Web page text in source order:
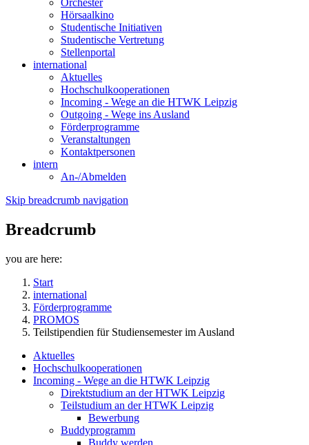
Orchester
Hörsaalkino
Studentische Initiativen
Studentische Vertretung
Stellenportal
international
Aktuelles
Hochschulkooperationen
Incoming - Wege an die HTWK Leipzig
Outgoing - Wege ins Ausland
Förderprogramme
Veranstaltungen
Kontaktpersonen
intern
An-/Abmelden
Skip breadcrumb navigation
Breadcrumb
you are here:
Start
international
Förderprogramme
PROMOS
Teilstipendien für Studiensemester im Ausland
Aktuelles
Hochschulkooperationen
Incoming - Wege an die HTWK Leipzig
Direktstudium an der HTWK Leipzig
Teilstudium an der HTWK Leipzig
Bewerbung
Buddyprogramm